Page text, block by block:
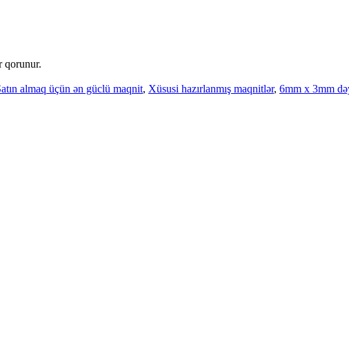
qorunur.
almaq üçün ən güclü maqnit, Xüsusi hazırlanmış maqnitlər, 6mm x 3mm